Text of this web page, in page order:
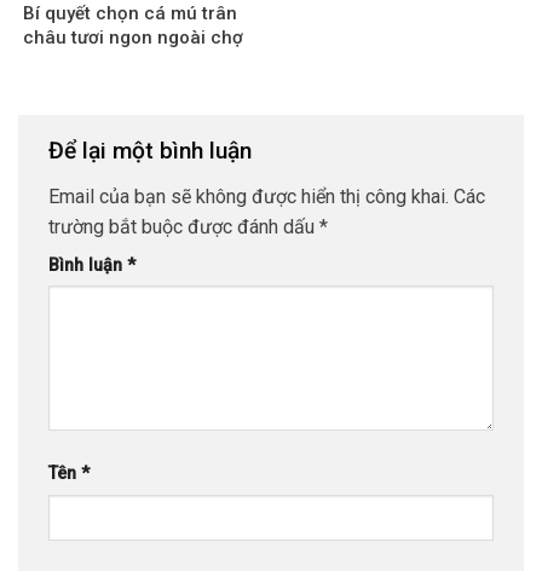
Bí quyết chọn cá mú trân
châu tươi ngon ngoài chợ
Để lại một bình luận
Email của bạn sẽ không được hiển thị công khai. Các
trường bắt buộc được đánh dấu *
Bình luận *
Tên *